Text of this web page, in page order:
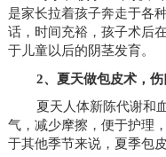
是家长拉着孩子奔走于各
话，时间充裕，孩子术后
于儿童以后的阴茎发育。
2、夏天做包皮术，
夏天人体新陈代谢和
气，减少摩擦，便于护理
于其他季节来说，夏季包